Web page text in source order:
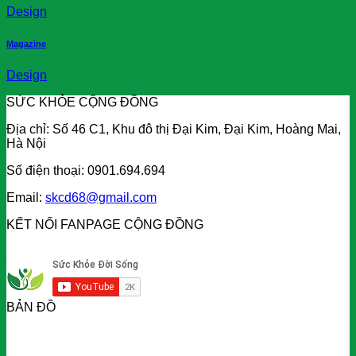
Design
Magazine
Design
SỨC KHỎE CỘNG ĐỒNG
Địa chỉ: Số 46 C1, Khu đô thị Đại Kim, Đại Kim, Hoàng Mai,
Hà Nội
Số điện thoại: 0901.694.694
Email: skcd68@gmail.com
KẾT NỐI FANPAGE CỘNG ĐỒNG
BẢN ĐỒ